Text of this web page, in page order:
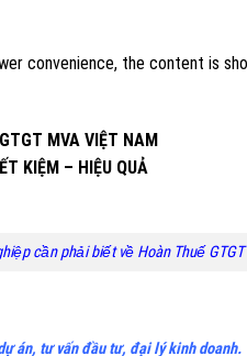
convenience, the content is
MVA VIỆT NAM
KIỆM – HIỆU QUẢ
cần phải biết về Hoàn Thuế GTGT
án, tư vấn đầu tư, đại lý kinh doanh.